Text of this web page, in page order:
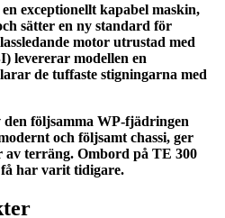
exceptionellt kapabel maskin,
sätter en ny standard för
motor utrustad med
levererar modellen en
de tuffaste stigningarna med
följsamma WP-fjädringen
och följsamt chassi, ger
terräng. Ombord på TE 300
har varit tidigare.